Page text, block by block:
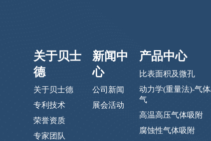
关于贝士
德
关于贝士德
专利技术
荣誉资质
专家团队
新闻中
心
公司新闻
展会活动
产品中心
比表面积及微孔
动力学(重量法)-气
气
高温高压气体吸附
腐蚀性气体吸附